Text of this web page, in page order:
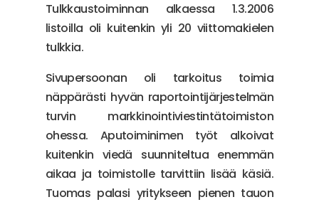
Tulkkaustoiminnan alkaessa 1.3.2006
listoilla oli kuitenkin yli 20 viittomakielen
tulkkia.
Sivupersoonan oli tarkoitus toimia
näppärästi hyvän raportointijärjestelmän
turvin markkinointiviestintätoimiston
ohessa. Aputoiminimen työt alkoivat
kuitenkin viedä suunniteltua enemmän
aikaa ja toimistolle tarvittiin lisää käsiä.
Tuomas palasi yritykseen pienen tauon